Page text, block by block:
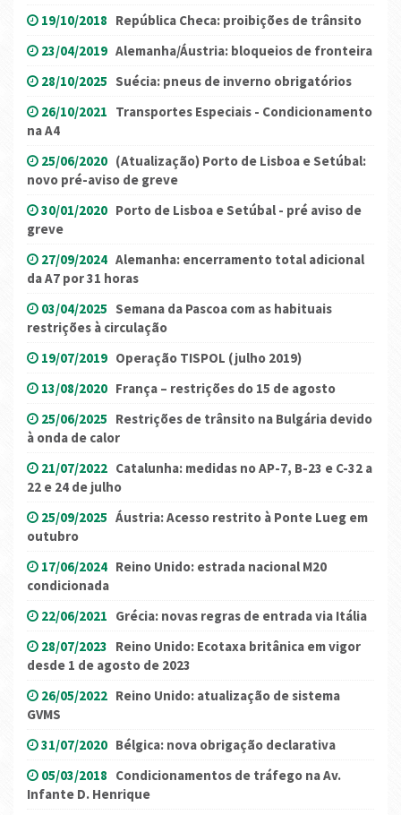
19/10/2018 República Checa: proibições de trânsito
23/04/2019 Alemanha/Áustria: bloqueios de fronteira
28/10/2025 Suécia: pneus de inverno obrigatórios
26/10/2021 Transportes Especiais - Condicionamento
na A4
25/06/2020 (Atualização) Porto de Lisboa e Setúbal:
novo pré-aviso de greve
30/01/2020 Porto de Lisboa e Setúbal - pré aviso de
greve
27/09/2024 Alemanha: encerramento total adicional
da A7 por 31 horas
03/04/2025 Semana da Pascoa com as habituais
restrições à circulação
19/07/2019 Operação TISPOL (julho 2019)
13/08/2020 França – restrições do 15 de agosto
25/06/2025 Restrições de trânsito na Bulgária devido
à onda de calor
21/07/2022 Catalunha: medidas no AP-7, B-23 e C-32 a
22 e 24 de julho
25/09/2025 Áustria: Acesso restrito à Ponte Lueg em
outubro
17/06/2024 Reino Unido: estrada nacional M20
condicionada
22/06/2021 Grécia: novas regras de entrada via Itália
28/07/2023 Reino Unido: Ecotaxa britânica em vigor
desde 1 de agosto de 2023
26/05/2022 Reino Unido: atualização de sistema
GVMS
31/07/2020 Bélgica: nova obrigação declarativa
05/03/2018 Condicionamentos de tráfego na Av.
Infante D. Henrique